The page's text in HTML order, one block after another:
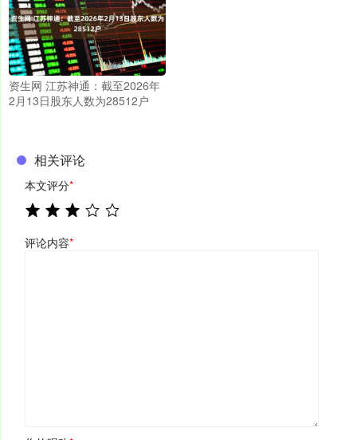
资生网 江苏神通：截至2026年
2月13日股东人数为28512户
相关评论
本文评分*
评论内容*